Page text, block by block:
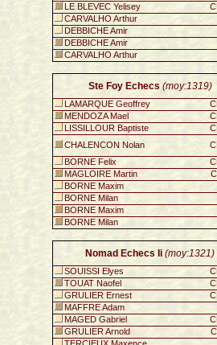
LE BLEVEC Yelisey
CARVALHO Arthur
DEBBICHE Amir
DEBBICHE Amir
CARVALHO Arthur
Ste Foy Echecs (moy:1319)
LAMARQUE Geoffrey
MENDOZA Mael
LISSILLOUR Baptiste
CHALENCON Nolan
BORNE Felix
MAGLOIRE Martin
BORNE Maxim
BORNE Milan
BORNE Maxim
BORNE Milan
Nomad Echecs Ii (moy:1321)
SOUISSI Elyes
TOUAT Naofel
GRULIER Ernest
MAFFRE Adam
MAGED Gabriel
GRULIER Arnold